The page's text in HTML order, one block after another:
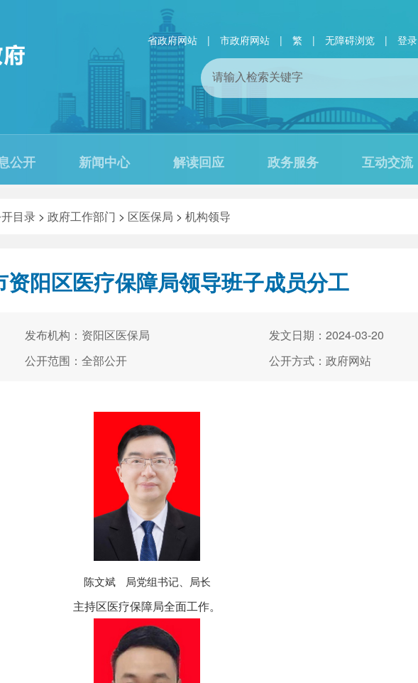
省政府网站 | 市政府网站 | 繁 | 无障碍浏览 | 登录
公开 新闻中心 解读回应 政务服务 互动交流
目录 > 政府工作部门 > 区医保局 > 机构领导
资阳区医疗保障局领导班子成员分工
发布机构：资阳区医保局
发文日期：2024-03-20
公开范围：全部公开 公开方式：政府网站
陈文斌 局党组书记、局长
主持区医疗保障局全面工作。